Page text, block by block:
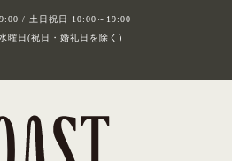
/ 土日祝日 10:00～19:00
曜日(祝日・婚礼日を除く)